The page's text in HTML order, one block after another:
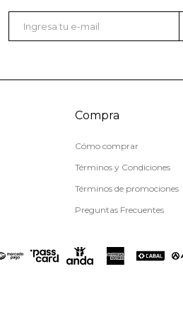
Compra
Cómo comprar
Términos y Condiciones
Términos de promociones
Preguntas Frecuentes